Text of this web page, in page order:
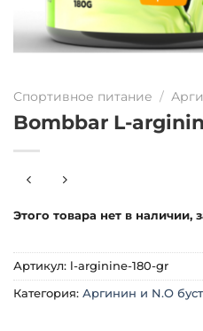
Спортивное питание /
Bombbar L-
Этого товара нет в наличии,
Артикул: l-arginine-180-gr
Категория: Аргинин и N.O